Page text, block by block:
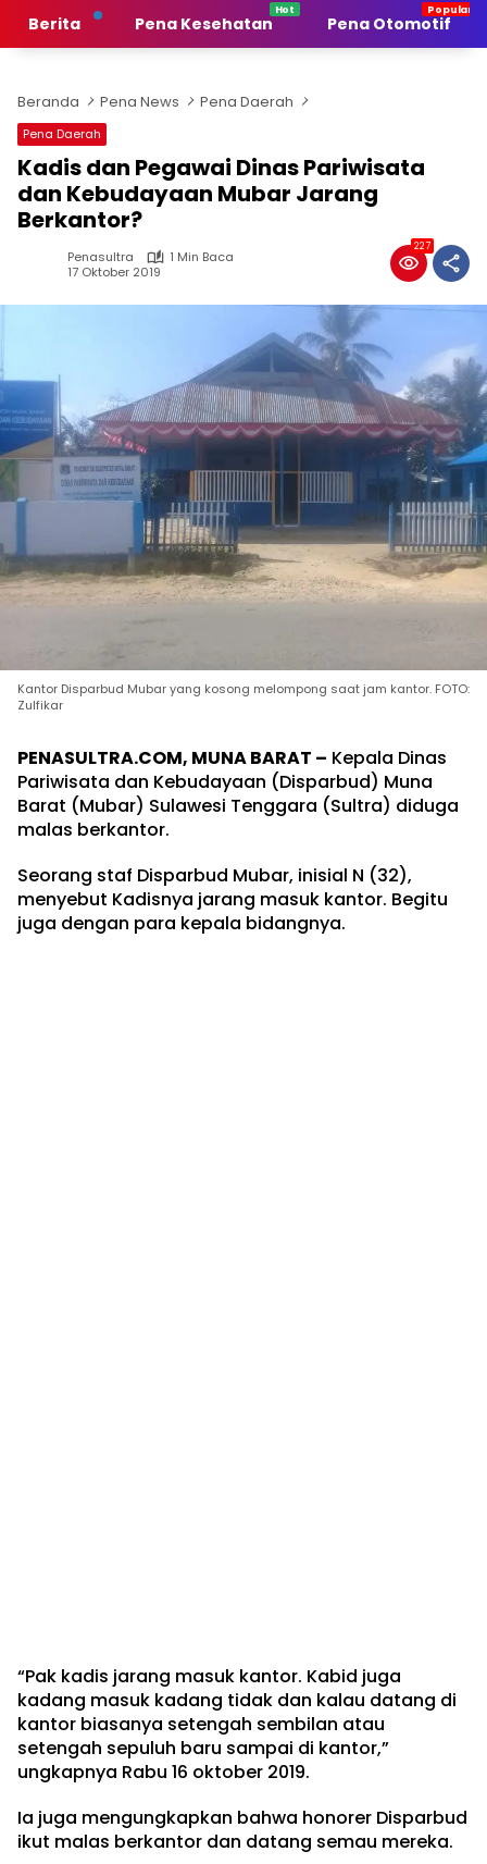
Berita Pena Kesehatan Pena Otomotif
Beranda Pena News Pena Daerah
Pena Daerah
Kadis dan Pegawai Dinas Pariwisata
dan Kebudayaan Mubar Jarang
Berkantor?
Penasultra
1 Min Baca
17 Oktober 2019
227
Kantor Disparbud Mubar yang kosong melompong saat jam kantor. FOTO:
Zulfikar
PENASULTRA.COM, MUNA BARAT – Kepala Dinas
Pariwisata dan Kebudayaan (Disparbud) Muna
Barat (Mubar) Sulawesi Tenggara (Sultra) diduga
malas berkantor.
Seorang staf Disparbud Mubar, inisial N (32),
menyebut Kadisnya jarang masuk kantor. Begitu
juga dengan para kepala bidangnya.
“Pak kadis jarang masuk kantor. Kabid juga
kadang masuk kadang tidak dan kalau datang di
kantor biasanya setengah sembilan atau
setengah sepuluh baru sampai di kantor,”
ungkapnya Rabu 16 oktober 2019.
Ia juga mengungkapkan bahwa honorer Disparbud
ikut malas berkantor dan datang semau mereka.